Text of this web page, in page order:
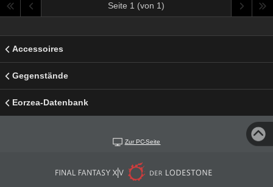
Seite 1 (von 1)
Accessoires
Gegenstände
Eorzea-Datenbank
Zur PC-Seite